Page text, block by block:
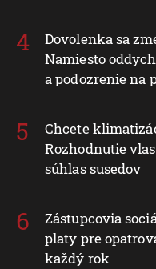
Dovolenka sa
Namiesto
a podozrenie na
Chcete
Rozhodnutie
súhlas susedov
Zástupcovia
platy pre
každý rok